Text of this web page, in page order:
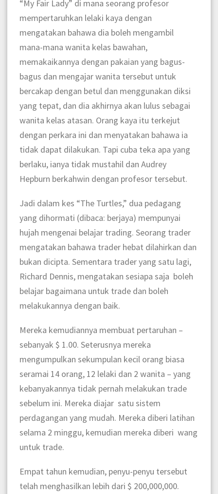
“My Fair Lady” di mana seorang profesor
mempertaruhkan lelaki kaya dengan
mengatakan bahawa dia boleh mengambil
mana-mana wanita kelas bawahan,
memakaikannya dengan pakaian yang bagus-
bagus dan mengajar wanita tersebut untuk
bercakap dengan betul dan menggunakan diksi
yang tepat, dan dia akhirnya akan lulus sebagai
wanita kelas atasan. Orang kaya itu terkejut
dengan perkara ini dan menyatakan bahawa ia
tidak dapat dilakukan. Tapi cuba teka apa yang
berlaku, ianya tidak mustahil dan Audrey
Hepburn berkahwin dengan profesor tersebut.
Jadi dalam kes “The Turtles,” dua pedagang
yang dihormati (dibaca: berjaya) mempunyai
hujah mengenai belajar trading. Seorang trader
mengatakan bahawa trader hebat dilahirkan dan
bukan dicipta. Sementara trader yang satu lagi,
Richard Dennis, mengatakan sesiapa saja boleh
belajar bagaimana untuk trade dan boleh
melakukannya dengan baik.
Mereka kemudiannya membuat pertaruhan –
sebanyak $ 1.00. Seterusnya mereka
mengumpulkan sekumpulan kecil orang biasa
seramai 14 orang, 12 lelaki dan 2 wanita – yang
kebanyakannya tidak pernah melakukan trade
sebelum ini. Mereka diajar satu sistem
perdagangan yang mudah. Mereka diberi latihan
selama 2 minggu, kemudian mereka diberi wang
untuk trade.
Empat tahun kemudian, penyu-penyu tersebut
telah menghasilkan lebih dari $ 200,000,000.